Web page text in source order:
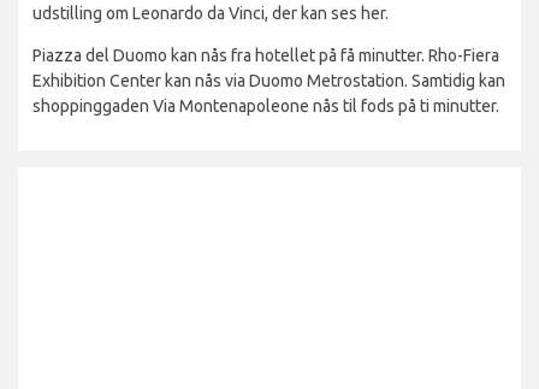
udstilling om Leonardo da Vinci, der kan ses her.
Piazza del Duomo kan nås fra hotellet på få minutter. Rho-Fiera
Exhibition Center kan nås via Duomo Metrostation. Samtidig kan
shoppinggaden Via Montenapoleone nås til fods på ti minutter.